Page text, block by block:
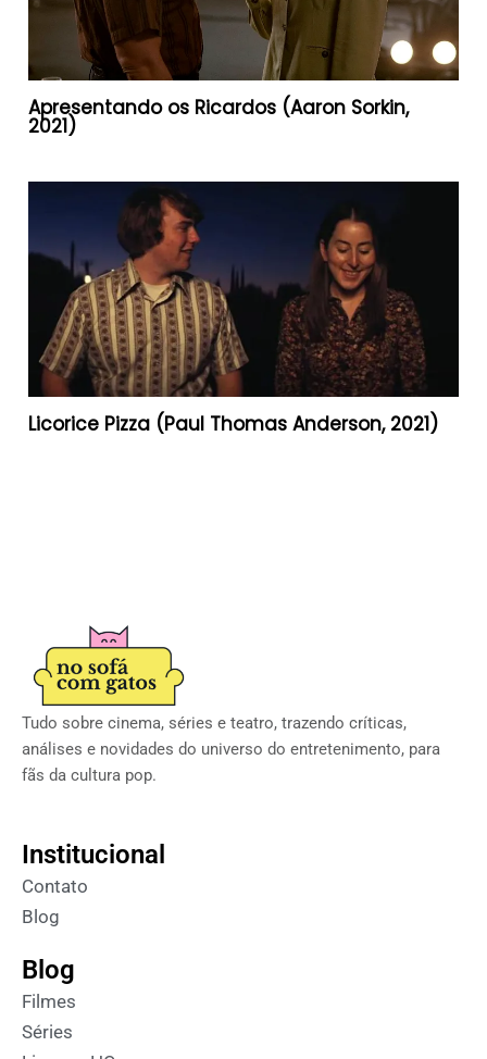
Apresentando os Ricardos (Aaron Sorkin,
2021)
Licorice Pizza (Paul Thomas Anderson, 2021)
Tudo sobre cinema, séries e teatro, trazendo críticas,
análises e novidades do universo do entretenimento, para
fãs da cultura pop.
Institucional
Contato
Blog
Blog
Filmes
Séries